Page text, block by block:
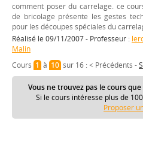
comment poser du carrelage. ce
de bricolage présente les gestes
pour les découpes spéciales du
Réalisé le 09/11/2007 - Professeur :
Malin
Cours 1à 10sur 16 :< Précédents -
Vous ne trouvez pas le cours
Si le cours intéresse plus de
Proposer